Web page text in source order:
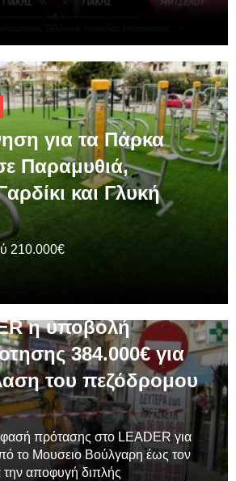
για τα Πάρκα
Παραμυθιά,
και Γλυκή
210.000€
η υποβολή
384.000€ για
του πεζόδρομου
πρότασης στο LEADER για
το Μουσειο Βούλγαρη έως τον
την αποφυγή διπλής